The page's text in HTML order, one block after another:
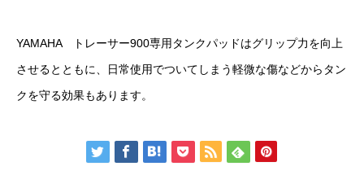
YAMAHA トレーサー900専用タンクパッドはグリップ力を向上
させるとともに、日常使用でついてしまう軽微な傷などからタン
クを守る効果もあります。